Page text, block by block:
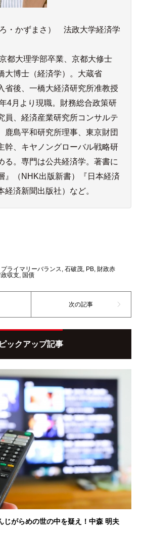
・かずまさ） 法政大学経済学
都大理学部卒業、京都大修士
大博士（経済学）。大蔵省
省後、一橋大経済研究所准教授
4月より現職。財務総合政策研
員、経済産業研究所コンサルテ
鹿島平和研究所理事、東京財団
幹、キヤノングローバル戦略研
る。専門は公共経済学。著書に
』（NHK出版新書）『日本経済
経済新聞出版社）など。
プライマリーバランス, 石破茂, PB, 財政赤
収支, 国債
ピックアップ記事
じがらめの世の中を疑え！中森 明夫